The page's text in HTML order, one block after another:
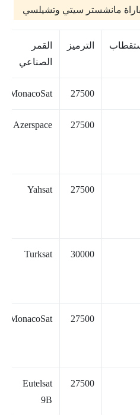
مانشستر سيتي وتشيلسي
الترميز
القمر
الصناعي
27500
MonacoSat
27500
Azerspace
27500
Yahsat
30000
Turksat
27500
MonacoSat
27500
Eutelsat
9B